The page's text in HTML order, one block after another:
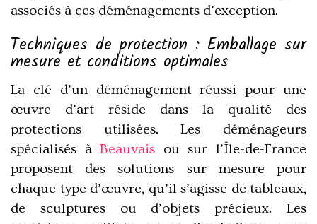
associés à ces déménagements d’exception.
Techniques de protection : Emballage sur
mesure et conditions optimales
La clé d’un déménagement réussi pour une
œuvre d’art réside dans la qualité des
protections utilisées. Les déménageurs
spécialisés àBeauvais ou sur l’Île-de-France
proposent des solutions sur mesure pour
chaque type d’œuvre, qu’il s’agisse de tableaux,
de sculptures ou d’objets précieux. Les